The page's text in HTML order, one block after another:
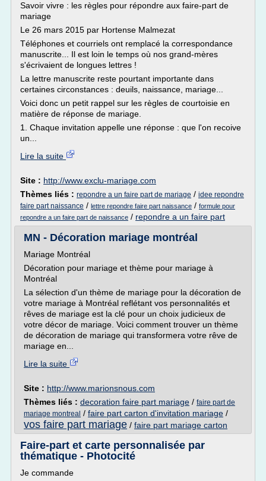
Savoir vivre : les règles pour répondre aux faire-part de
mariage
Le 26 mars 2015 par Hortense Malmezat
Téléphones et courriels ont remplacé la correspondance
manuscrite... Il est loin le temps où nos grand-mères
s'écrivaient de longues lettres !
La lettre manuscrite reste pourtant importante dans
certaines circonstances : deuils, naissance, mariage...
Voici donc un petit rappel sur les règles de courtoisie en
matière de réponse de mariage.
1. Chaque invitation appelle une réponse : que l'on recoive
un...
Lire la suite
Site : http://www.exclu-mariage.com
Thèmes liés : repondre a un faire part de mariage / idee repondre
faire part naissance / lettre repondre faire part naissance / formule pour
repondre a un faire part de naissance / repondre a un faire part
MN - Décoration mariage montréal
Mariage Montréal
Décoration pour mariage et thème pour mariage à
Montréal
La sélection d'un thème de mariage pour la décoration de
votre mariage à Montréal reflétant vos personnalités et
rêves de mariage est la clé pour un choix judicieux de
votre décor de mariage. Voici comment trouver un thème
de décoration de mariage qui transformera votre rêve de
mariage en...
Lire la suite
Site : http://www.marionsnous.com
Thèmes liés : decoration faire part mariage / faire part de
mariage montreal / faire part carton d'invitation mariage /
vos faire part mariage / faire part mariage carton
Faire-part et carte personnalisée par
thématique - Photocité
Je commande